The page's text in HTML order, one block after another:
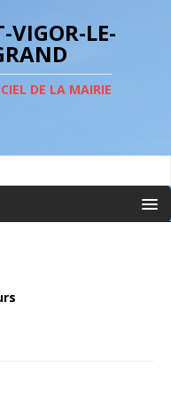
VIGOR-LE-
DE LA MAIRIE